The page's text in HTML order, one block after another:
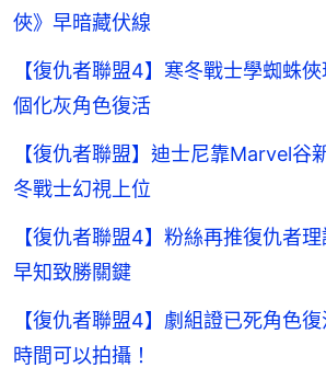
俠》早暗藏伏線
【復仇者聯盟4】寒冬戰士學蜘蛛
個化灰角色復活
【復仇者聯盟】迪士尼靠Marvel
冬戰士幻視上位
【復仇者聯盟4】粉絲再推復仇者
早知致勝關鍵
【復仇者聯盟4】劇組證已死角色
時間可以拍攝！